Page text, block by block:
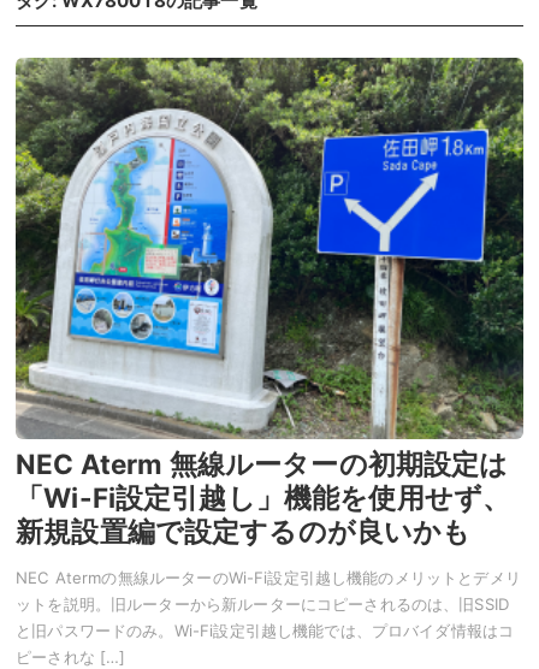
NEC Aterm 無線ルーターの初期設定は
「Wi-Fi設定引越し」機能を使用せず、
新規設置編で設定するのが良いかも
NEC Atermの無線ルーターのWi-Fi設定引越し機能のメリットとデメリ
ットを説明。旧ルーターから新ルーターにコピーされるのは、旧SSID
と旧パスワードのみ。Wi-Fi設定引越し機能では、プロバイダ情報はコ
ピーされな […]